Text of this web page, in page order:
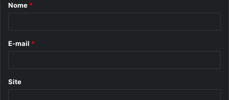
r
Nome *
E-mail *
Site